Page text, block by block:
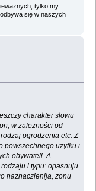
tylko my
się w naszych
charakter słowu
w zależności od
ogrodzenia etc. Z
powszechnego użytku i
obywateli. A
i typu: opasnuju
naznaczienija, zonu